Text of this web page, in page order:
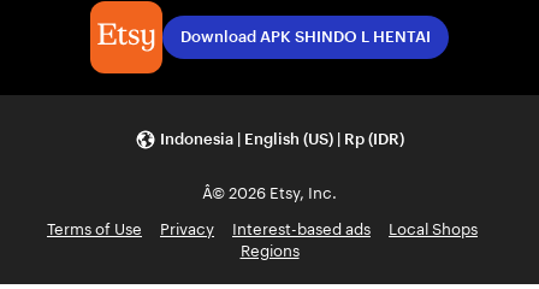
Download APK SHINDO L HENTAI
Indonesia | English (US) | Rp (IDR)
Â© 2026 Etsy, Inc.
Terms of Use
Privacy Interest-based ads
Local Shops
Regions